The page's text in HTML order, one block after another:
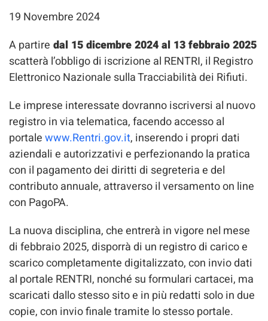
19 Novembre 2024
A partire dal 15 dicembre 2024 al 13 febbraio 2025
scatterà l’obbligo di iscrizione al RENTRI, il Registro
Elettronico Nazionale sulla Tracciabilità dei Rifiuti.
Le imprese interessate dovranno iscriversi al nuovo
registro in via telematica, facendo accesso al
portalewww.Rentri.gov.it, inserendo i propri dati
aziendali e autorizzativi e perfezionando la pratica
con il pagamento dei diritti di segreteria e del
contributo annuale, attraverso il versamento on line
con PagoPA.
La nuova disciplina, che entrerà in vigore nel mese
di febbraio 2025, disporrà di un registro di carico e
scarico completamente digitalizzato, con invio dati
al portale RENTRI, nonché su formulari cartacei, ma
scaricati dallo stesso sito e in più redatti solo in due
copie, con invio finale tramite lo stesso portale.